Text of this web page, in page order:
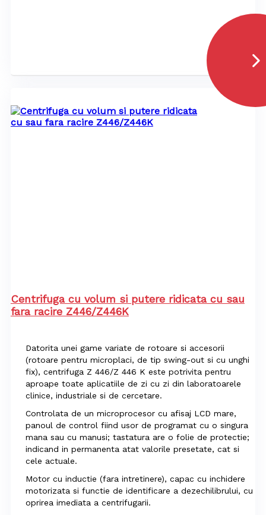
Centrifuga cu volum si putere ridicata cu sau
fara racire Z446/Z446K
Datorita unei game variate de rotoare si accesorii
(rotoare pentru microplaci, de tip swing-out si cu unghi
fix), centrifuga Z 446/Z 446 K este potrivita pentru
aproape toate aplicatiile de zi cu zi din laboratoarele
clinice, industriale si de cercetare.
Controlata de un microprocesor cu afisaj LCD mare,
panoul de control fiind usor de programat cu o singura
mana sau cu manusi; tastatura are o folie de protectie;
indicand in permanenta atat valorile presetate, cat si
cele actuale.
Motor cu inductie (fara intretinere), capac cu inchidere
motorizata si functie de identificare a dezechilibrului, cu
oprirea imediata a centrifugarii.